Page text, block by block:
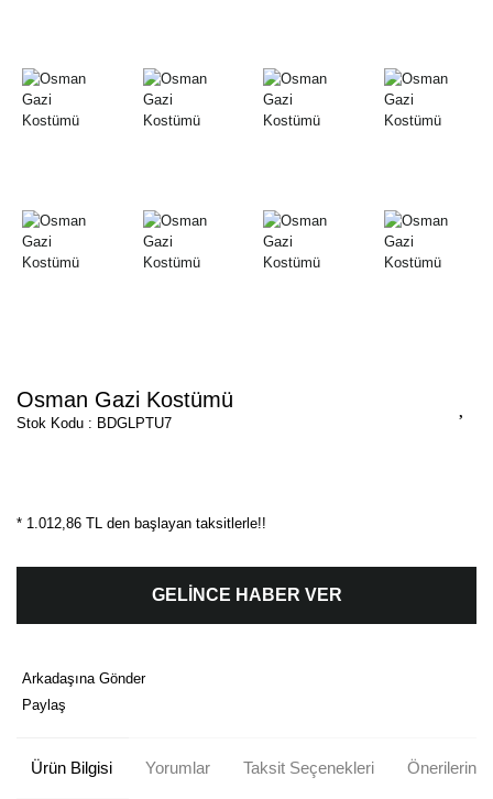
Osman Gazi Kostümü
Stok Kodu : BDGLPTU7
* 1.012,86 TL den başlayan taksitlerle!!
GELİNCE HABER VER
Arkadaşına Gönder
Paylaş
Ürün Bilgisi Yorumlar Taksit Seçenekleri Önerileriniz